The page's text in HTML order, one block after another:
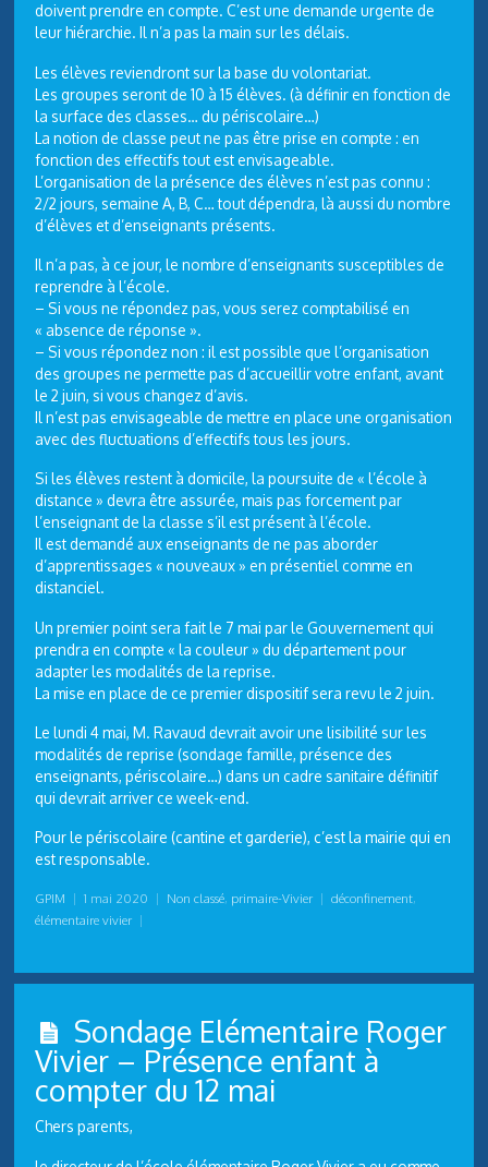
doivent prendre en compte. C’est une demande urgente de
leur hiérarchie. Il n’a pas la main sur les délais.
Les élèves reviendront sur la base du volontariat.
Les groupes seront de 10 à 15 élèves. (à définir en fonction de
la surface des classes… du périscolaire…)
La notion de classe peut ne pas être prise en compte : en
fonction des effectifs tout est envisageable.
L’organisation de la présence des élèves n’est pas connu :
2/2 jours, semaine A, B, C… tout dépendra, là aussi du nombre
d’élèves et d’enseignants présents.
Il n’a pas, à ce jour, le nombre d’enseignants susceptibles de
reprendre à l’école.
– Si vous ne répondez pas, vous serez comptabilisé en
« absence de réponse ».
– Si vous répondez non : il est possible que l’organisation
des groupes ne permette pas d’accueillir votre enfant, avant
le 2 juin, si vous changez d’avis.
Il n’est pas envisageable de mettre en place une organisation
avec des fluctuations d’effectifs tous les jours.
Si les élèves restent à domicile, la poursuite de « l’école à
distance » devra être assurée, mais pas forcement par
l’enseignant de la classe s’il est présent à l’école.
Il est demandé aux enseignants de ne pas aborder
d’apprentissages « nouveaux » en présentiel comme en
distanciel.
Un premier point sera fait le 7 mai par le Gouvernement qui
prendra en compte « la couleur » du département pour
adapter les modalités de la reprise.
La mise en place de ce premier dispositif sera revu le 2 juin.
Le lundi 4 mai, M. Ravaud devrait avoir une lisibilité sur les
modalités de reprise (sondage famille, présence des
enseignants, périscolaire…) dans un cadre sanitaire définitif
qui devrait arriver ce week-end.
Pour le périscolaire (cantine et garderie), c’est la mairie qui en
est responsable.
GPIM | 1 mai 2020 | Non classé, primaire-Vivier | déconfinement,
élémentaire vivier |
Sondage Elémentaire Roger
Vivier – Présence enfant à
compter du 12 mai
Chers parents,